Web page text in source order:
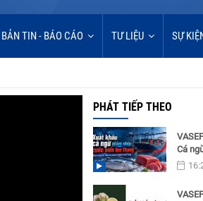
BẢN TIN - BÁO CÁO TƯ LIỆU SỰ
PHÁT TIẾP THEO
Cá